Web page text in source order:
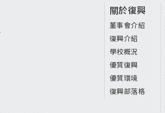
頁
尾
選
單
關於復興
董事會介紹
復興介紹
學校概況
優質復興
優質環境
復興部落格